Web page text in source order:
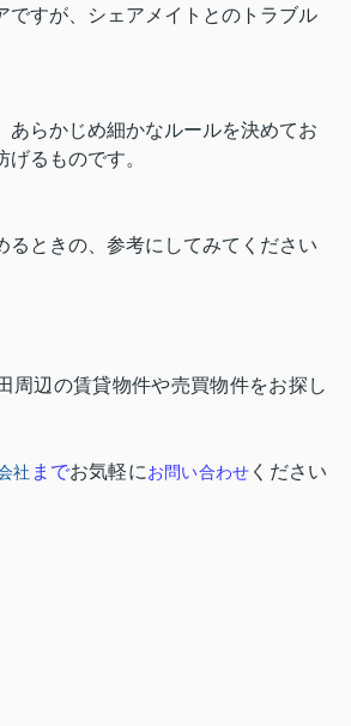
ですが、シェアメイトとのトラブル
あらかじめ細かなルールを決めてお
げるものです。
るときの、参考にしてみてください
辺の賃貸物件や売買物件をお探し
社 までお気軽にお問い合わせ ください